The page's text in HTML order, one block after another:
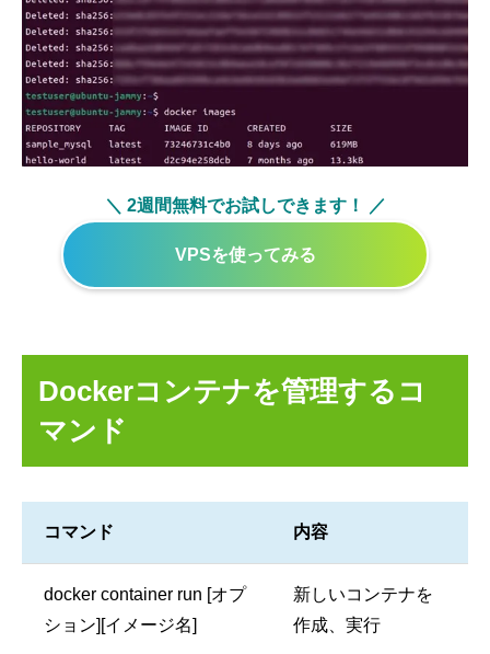
＼ 2週間無料でお試しできます！ ／
VPSを使ってみる
Dockerコンテナを管理するコ
マンド
コマンド 内容
docker container run [オプ
ション][イメージ名]
新しいコンテナを
作成、実行